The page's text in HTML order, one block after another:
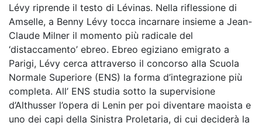
Lévy riprende il testo di Lévinas. Nella riflessione di
Amselle, a Benny Lévy tocca incarnare insieme a Jean-
Claude Milner il momento più radicale del
‘distaccamento’ ebreo. Ebreo egiziano emigrato a
Parigi, Lévy cerca attraverso il concorso alla Scuola
Normale Superiore (ENS) la forma d’integrazione più
completa. All’ ENS studia sotto la supervisione
d’Althusser l’opera di Lenin per poi diventare maoista e
uno dei capi della Sinistra Proletaria, di cui deciderà la